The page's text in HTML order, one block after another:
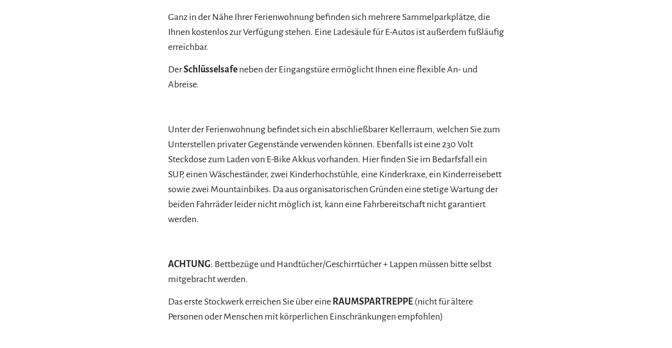
Ganz in der Nähe Ihrer Ferienwohnung befinden sich mehrere Sammelparkplätze, die
Ihnen kostenlos zur Verfügung stehen. Eine Ladesäule für E-Autos ist außerdem fußläufig
erreichbar.
DerSchlüsselsafe neben der Eingangstüre ermöglicht Ihnen eine flexible An- und
Abreise.
Unter der Ferienwohnung befindet sich ein abschließbarer Kellerraum, welchen Sie zum
Unterstellen privater Gegenstände verwenden können. Ebenfalls ist eine 230 Volt
Steckdose zum Laden von E-Bike Akkus vorhanden. Hier finden Sie im Bedarfsfall ein
SUP, einen Wäscheständer, zwei Kinderhochstühle, eine Kinderkraxe, ein Kinderreisebett
sowie zwei Mountainbikes. Da aus organisatorischen Gründen eine stetige Wartung der
beiden Fahrräder leider nicht möglich ist, kann eine Fahrbereitschaft nicht garantiert
werden.
ACHTUNG: Bettbezüge und Handtücher/Geschirrtücher + Lappen müssen bitte selbst
mitgebracht werden.
Das erste Stockwerk erreichen Sie über eine RAUMSPARTREPPE (nicht für ältere
Personen oder Menschen mit körperlichen Einschränkungen empfohlen)